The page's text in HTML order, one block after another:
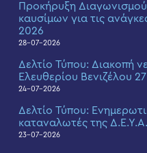
Προκήρυξη
καυσίμων για τις
2026
28-07-2026
Δελτίο Τύπου: Διακοπή
Ελευθερίου Βενιζέλου
24-07-2026
Δελτίο Τύπου:
καταναλωτές της
23-07-2026